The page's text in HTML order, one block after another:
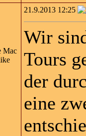
21.9.2013 12:25
Wir
Tours
der
eine